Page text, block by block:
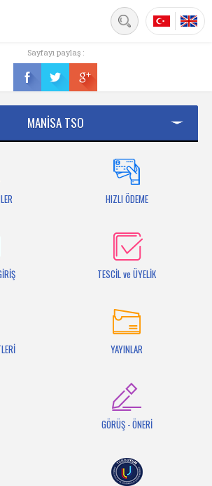
Sayfayı paylaş :
MANİSA TSO
HIZLI ÖDEME
TESCİL ve ÜYELİK
YAYINLAR
GÖRÜŞ - ÖNERİ